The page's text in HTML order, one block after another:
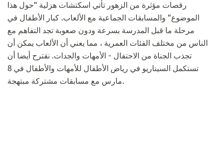
رقصات مؤثرة من الزهور تأتي اسكتشات هزلية "حول هذا
الموضوع" والمسابقات الجماعية مع الألعاب. كبار الأطفال في
مرحلة ما قبل المدرسة بسرعة ودون صعوبة تجد التفاهم مع
الناس من مختلف الفئات العمرية ، مما يعني أن الألعاب يمكن أن
تجذب الجناة من الاحتفال - الأمهات والجدات. نقترح أيضا أن
تستكمل السيناريو في رياض الأطفال للأمهات والأطفال في 8
مارس مع مسابقات مشتركة مبتهجة.